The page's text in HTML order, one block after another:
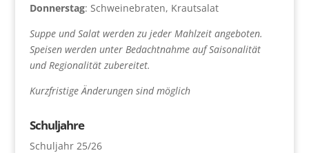
Donnerstag: Schweinebraten, Krautsalat
Suppe und Salat werden zu jeder Mahlzeit angeboten.
Speisen werden unter Bedachtnahme auf Saisonalität
und Regionalität zubereitet.
Kurzfristige Änderungen sind möglich
Schuljahre
Schuljahr 25/26